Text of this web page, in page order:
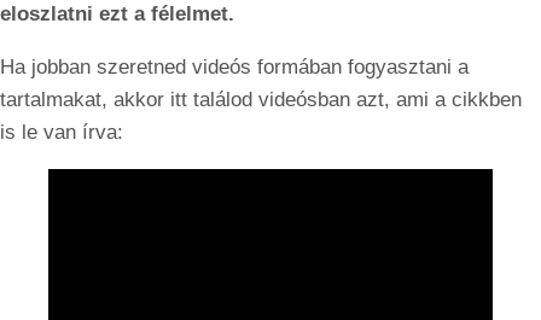
eloszlatni ezt a félelmet.
Ha jobban szeretned videós formában fogyasztani a
tartalmakat, akkor itt találod videósban azt, ami a cikkben
is le van írva: